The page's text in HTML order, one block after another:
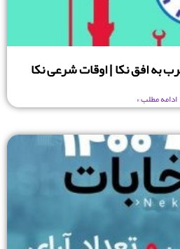
به افق نکا | اوقات شرعی نکا
ادامه مطلب »